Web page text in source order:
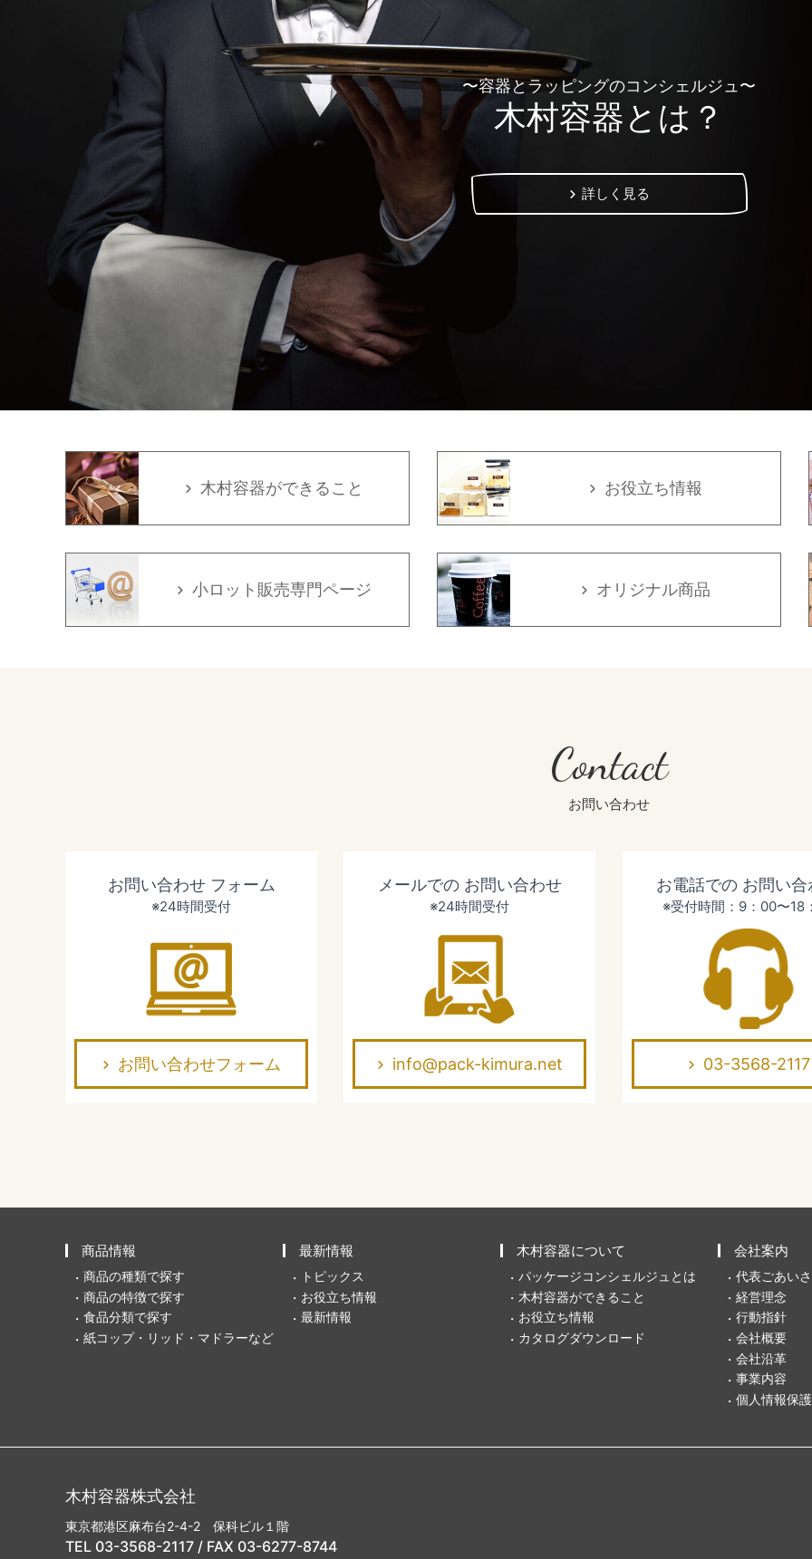
〜容器とラッピングのコンシェルジュ〜
木村容器とは？
詳しく見る
木村容器ができること お役立ち情報
小ロット販売専門ページ オリジナル商品
Contact
お問い合わせ
お問い合わせ フォーム
※24時間受付
お問い合わせフォーム
メールでの お問い合わせ
※24時間受付
info@pack-kimura.net
お電話での お問い合
※受付時間：9：00〜18
03-3568-2117
商品情報
商品の種類で探す
商品の特徴で探す
食品分類で探す
紙コップ・リッド・マドラーなど
最新情報
トピックス
お役立ち情報
最新情報
木村容器について
パッケージコンシェルジュとは
木村容器ができること
お役立ち情報
カタログダウンロード
会社案内
代表ごあい
経営理念
行動指針
会社概要
会社沿革
事業内容
個人情報保
木村容器株式会社
東京都港区麻布台2-4-2 保科ビル１階
TEL 03-3568-2117 / FAX 03-6277-8744